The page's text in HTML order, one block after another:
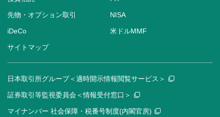
先物・オプション取引 NISA
iDeCo 米ドルMMF
サイトマップ
日本取引所グループ＜適時開示情報閲覧サービス＞
証券取引等監視委員会＜情報受付窓口＞
マイナンバー 社会保障・税番号制度(内閣官房)